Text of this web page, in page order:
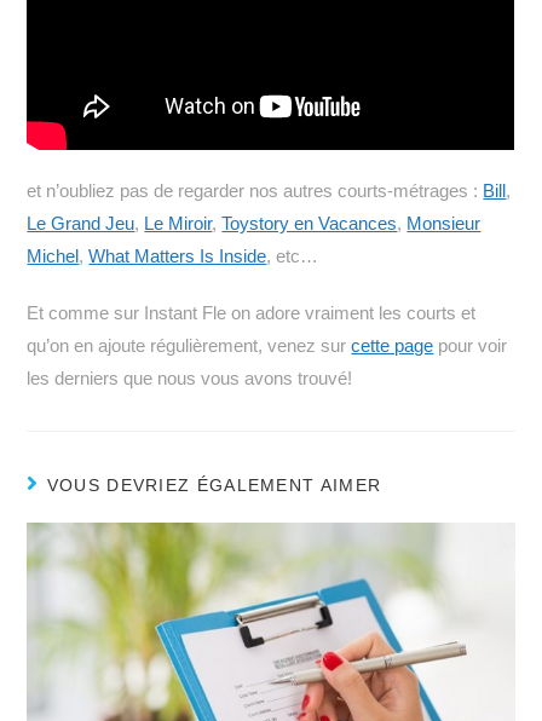
et n’oubliez pas de regarder nos autres courts-métrages : Bill,
Le Grand Jeu, Le Miroir,Toystory en Vacances, Monsieur
Michel,What Matters Is Inside, etc…
Et comme sur Instant Fle on adore vraiment les courts et
qu’on en ajoute régulièrement, venez surcette page pour voir
les derniers que nous vous avons trouvé!
VOUS DEVRIEZ ÉGALEMENT AIMER